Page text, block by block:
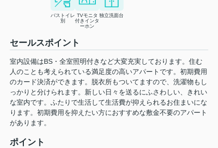
バストイレ
別
TVモニタ
付きインタ
ーホン
独立洗面台
セールスポイント
室内設備はBS・全室照明付きなど大変充実しております。住む
人のことも考えられている満足度の高いアパートです。初期費用
のカード決済ができます。脱衣所もついてますので、洗濯物もし
っかりと分けられます。新しい日々を送るにふさわしい、きれい
な室内です。ふたりで生活して生活費が抑えられるお住まいにな
ります。初期費用を抑えたい方におすすめな敷金不要のアパート
があります。
ポイント